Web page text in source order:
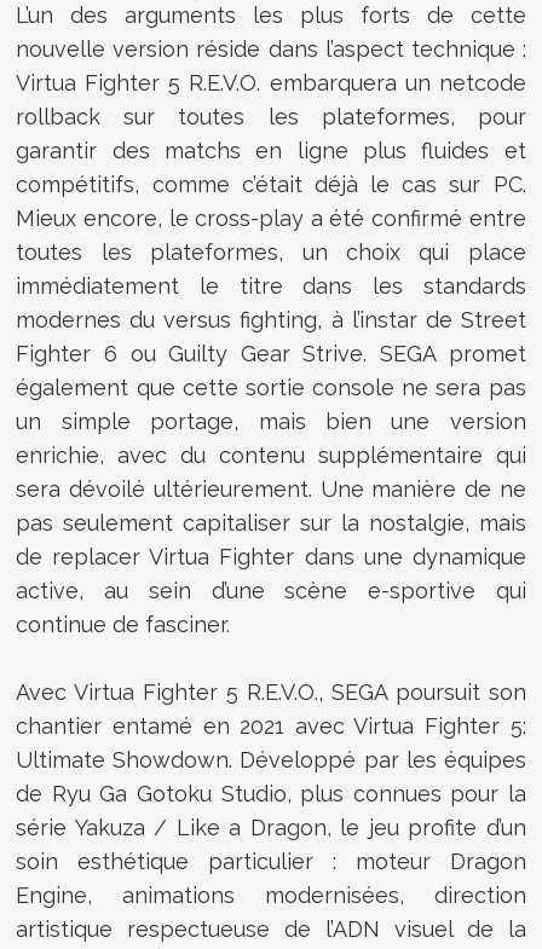
L’un des arguments les plus forts de cette
nouvelle version réside dans l’aspect technique :
Virtua Fighter 5 R.E.V.O. embarquera un netcode
rollback sur toutes les plateformes, pour
garantir des matchs en ligne plus fluides et
compétitifs, comme c’était déjà le cas sur PC.
Mieux encore, le cross-play a été confirmé entre
toutes les plateformes, un choix qui place
immédiatement le titre dans les standards
modernes du versus fighting, à l’instar de Street
Fighter 6 ou Guilty Gear Strive. SEGA promet
également que cette sortie console ne sera pas
un simple portage, mais bien une version
enrichie, avec du contenu supplémentaire qui
sera dévoilé ultérieurement. Une manière de ne
pas seulement capitaliser sur la nostalgie, mais
de replacer Virtua Fighter dans une dynamique
active, au sein d’une scène e-sportive qui
continue de fasciner.
Avec Virtua Fighter 5 R.E.V.O., SEGA poursuit son
chantier entamé en 2021 avec Virtua Fighter 5:
Ultimate Showdown. Développé par les équipes
de Ryu Ga Gotoku Studio, plus connues pour la
série Yakuza / Like a Dragon, le jeu profite d’un
soin esthétique particulier : moteur Dragon
Engine, animations modernisées, direction
artistique respectueuse de l’ADN visuel de la